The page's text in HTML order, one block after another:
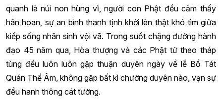
quanh là núi non hùng vĩ, người con Phật đều cảm thấy
hân hoan, sự an bình thanh tịnh khởi lên thật khó tìm giữa
kiếp sống nhân sinh vội vã. Trong suốt chặng đường hành
đạo 45 năm qua, Hòa thượng và các Phật tử theo tháp
tùng đều luôn luôn gặp thuận duyên ngày về lễ Bồ Tát
Quán Thế Âm, không gặp bất kì chướng duyên nào, vạn sự
đều hanh thông cát tường.